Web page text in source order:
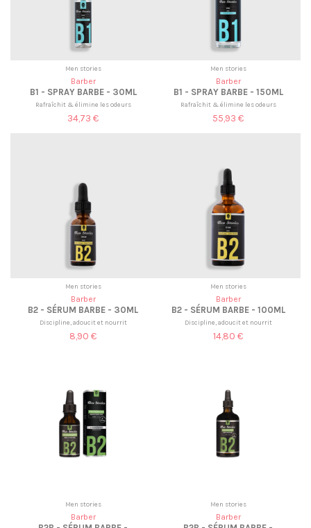
Men stories
Barber
B1 - SPRAY BARBE - 30ML
Rafraîchit & élimine les odeurs
34,73 €
Men stories
Barber
B1 - SPRAY BARBE - 150ML
Rafraîchit & élimine les odeurs
55,93 €
Men stories
Barber
B2 - SÉRUM BARBE - 30ML
Discipline, adoucit et nourrit
8,90 €
Men stories
Barber
B2 - SÉRUM BARBE - 100ML
Discipline, adoucit et nourrit
14,80 €
Men stories
Barber
Men stories
Barber